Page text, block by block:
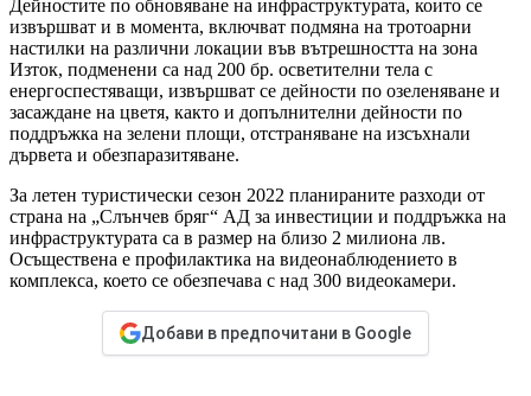
Дейностите по обновяване на инфраструктурата, които се
извършват и в момента, включват подмяна на тротоарни
настилки на различни локации във вътрешността на зона
Изток, подменени са над 200 бр. осветителни тела с
енергоспестяващи, извършват се дейности по озеленяване и
засаждане на цветя, както и допълнителни дейности по
поддръжка на зелени площи, отстраняване на изсъхнали
дървета и обезпаразитяване.
За летен туристически сезон 2022 планираните разходи от
страна на „Слънчев бряг“ АД за инвестиции и поддръжка на
инфраструктурата са в размер на близо 2 милиона лв.
Осъществена е профилактика на видеонаблюдението в
комплекса, което се обезпечава с над 300 видеокамери.
Добави в предпочитани в Google